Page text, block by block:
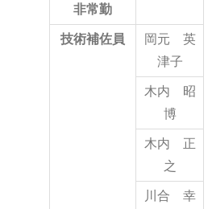
非常勤
技術補佐員
岡元 英
津子
木内 昭
博
木内 正
之
川合 幸